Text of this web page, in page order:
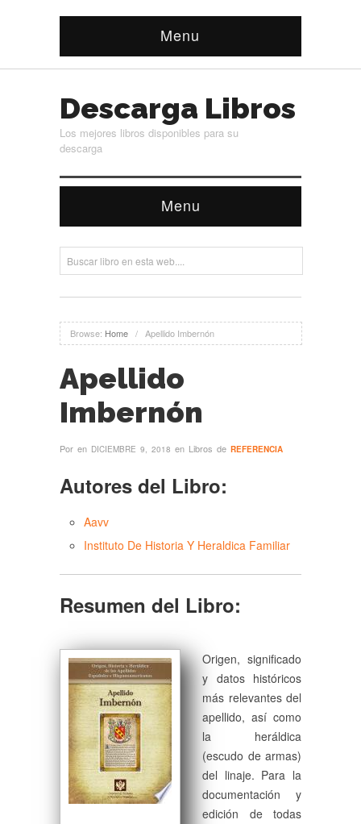
Menu
Descarga Libros
Los mejores libros disponibles para su
descarga
Menu
Browse: Home / Apellido Imbernón
Apellido
Imbernón
Por en DICIEMBRE 9, 2018 en Libros de REFERENCIA
Autores del Libro:
Aavv
Instituto De Historia Y Heraldica Familiar
Resumen del Libro:
Origen, significado
y datos históricos
más relevantes del
apellido, así como
la heráldica
(escudo de armas)
del linaje. Para la
documentación y
edición de todas